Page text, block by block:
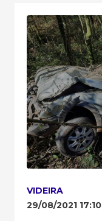
VIDEIRA
29/08/2021 17:10